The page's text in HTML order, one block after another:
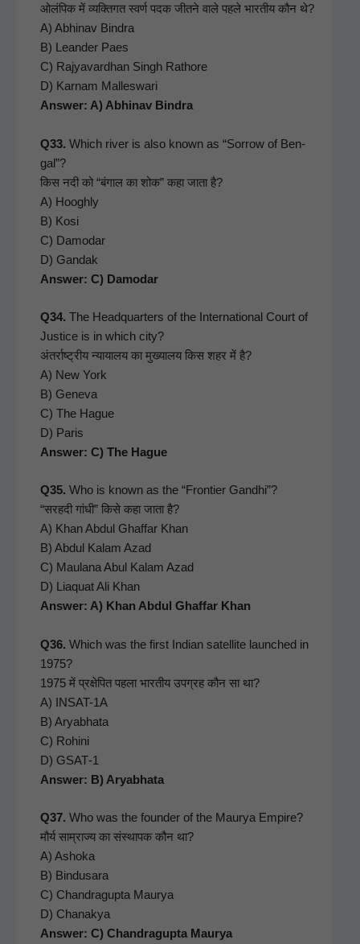
ओलंपिक में व्यक्तिगत स्वर्ण पदक जीतने वाले पहले भारतीय कौन थे?
A) Abhi­nav Bindra
B) Lean­der Paes
C) Rajyavard­han Singh Rathore
D) Kar­nam Malleswari
Answer: A) Abhi­nav Bindra
Q33. Which riv­er is also known as “Sor­row of Ben­
gal”?
किस नदी को “बंगाल का शोक” कहा जाता है?
A) Hoogh­ly
B) Kosi
C) Damodar
D) Gan­dak
Answer: C) Damodar
Q34. The Head­quar­ters of the Inter­na­tion­al Court of
Jus­tice is in which city?
अंतर्राष्ट्रीय न्यायालय का मुख्यालय किस शहर में है?
A) New York
B) Gene­va
C) The Hague
D) Paris
Answer: C) The Hague
Q35. Who is known as the “Fron­tier Gand­hi”?
“सरहदी गांधी” किसे कहा जाता है?
A) Khan Abdul Ghaf­far Khan
B) Abdul Kalam Azad
C) Maulana Abul Kalam Azad
D) Liaquat Ali Khan
Answer: A) Khan Abdul Ghaf­far Khan
Q36. Which was the first Indi­an satel­lite launched in
1975?
1975 में प्रक्षेपित पहला भारतीय उपग्रह कौन सा था?
A) INSAT-1A
B) Aryab­ha­ta
C) Rohi­ni
D) GSAT‑1
Answer: B) Aryabhata
Q37. Who was the founder of the Mau­rya Empire?
मौर्य साम्राज्य का संस्थापक कौन था?
A) Ashoka
B) Bindusara
C) Chan­dragup­ta Mau­rya
D) Chanakya
Answer: C) Chan­dragup­ta Maurya